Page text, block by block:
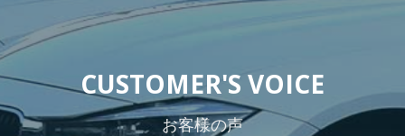
CUSTOMER'S VOICE
お客様の声